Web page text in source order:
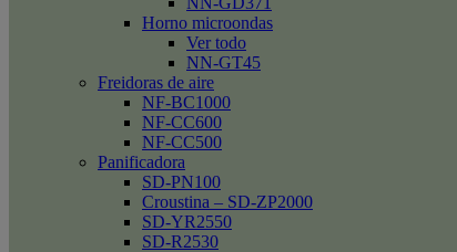
Horno microondas
Ver todo
NN-GT45
Freidoras de aire
NF-BC1000
NF-CC600
NF-CC500
Panificadora
SD-PN100
Croustina – SD-ZP2000
SD-YR2550
SD-R2530